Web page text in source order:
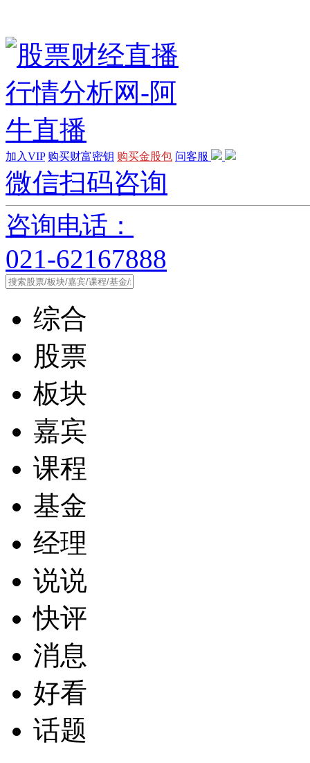
加入VIP 购买财富密钥 购买金股包 问客服
微信扫码咨询
咨询电话：
021-62167888
综合
股票
板块
嘉宾
课程
基金
经理
说说
快评
消息
好看
话题